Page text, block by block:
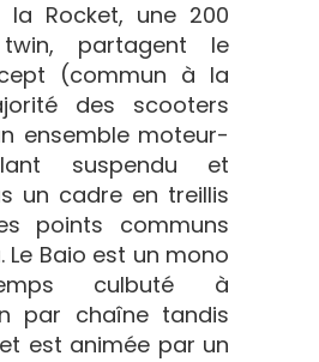
la Rocket, une 200
partagent le
(commun à la
des scooters
ensemble moteur-
suspendu et
un cadre en treillis
points communs
Le Baio est un mono
culbuté à
par chaîne tandis
est animée par un